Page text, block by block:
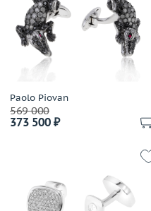
Paolo Piovan
569 000
373 500 ₽